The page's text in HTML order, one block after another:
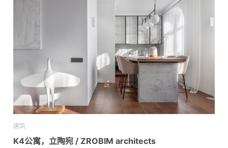
建筑
K4公寓，立陶宛 / ZROBIM architects